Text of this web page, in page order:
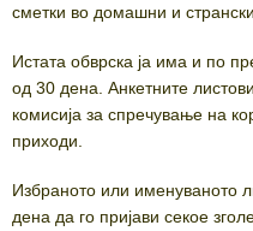
сметки во домашни и
Истата обврска ја има и по
од 30 дена. Анкетните
комисија за спречување на
приходи.
Избраното или именуваното
дена да го пријави секое